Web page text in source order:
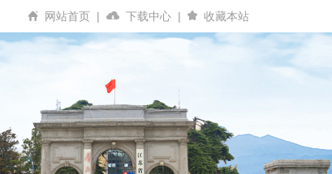
网站首页 | 下载中心 | 收藏本站